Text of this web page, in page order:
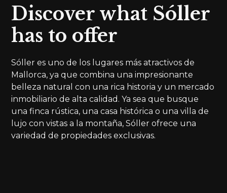
Discover what Sóller
has to offer
Sóller es uno de los lugares más atractivos de
Mallorca, ya que combina una impresionante
belleza natural con una rica historia y un mercado
inmobiliario de alta calidad. Ya sea que busque
una finca rústica, una casa histórica o una villa de
lujo con vistas a la montaña, Sóller ofrece una
variedad de propiedades exclusivas.